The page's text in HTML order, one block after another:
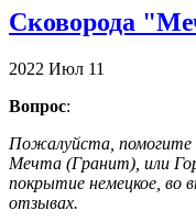
Сковорода
2022 Июл 11
Вопрос:
Пожалуйста, помогите
Мечта (Гранит), или
покрытие немецкое, во
отзывах.